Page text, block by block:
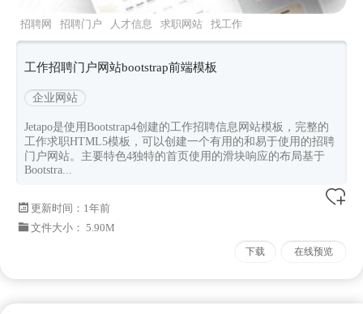
招聘网 招聘门户 人才信息 求职网站 找工作
工作招聘门户网站bootstrap前端模板
企业网站
Jetapo是使用Bootstrap4创建的工作招聘信息网站模板，完整的
工作求职HTML5模板，可以创建一个有用的和易于使用的招聘
门户网站。主要特色4独特的首页使用的滑块响应的布局基于
Bootstra...
更新时间： 1年前
文件大小： 5.90M
下载 在线预览